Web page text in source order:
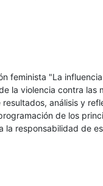
feminista "La
la violencia contra las
análisis y
de los
la responsabilidad de